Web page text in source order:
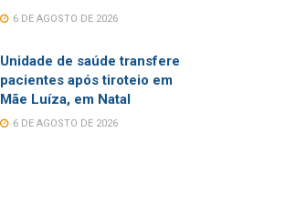
6 DE AGOSTO DE 2026
Unidade de saúde transfere
pacientes após tiroteio em
Mãe Luíza, em Natal
6 DE AGOSTO DE 2026